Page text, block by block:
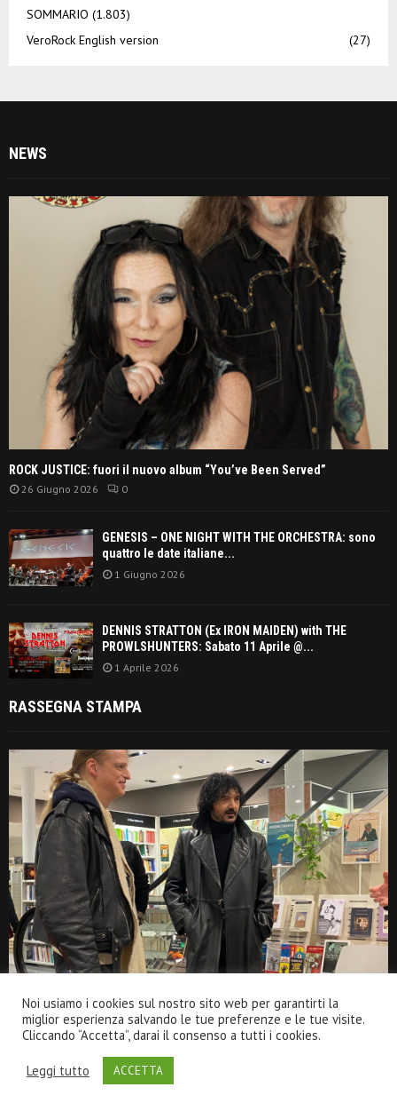
SOMMARIO (1.803)
VeroRock English version
(27)
NEWS
ROCK JUSTICE: fuori il nuovo album “You’ve Been Served”
26 Giugno 2026 0
GENESIS – ONE NIGHT WITH THE ORCHESTRA: sono
quattro le date italiane...
1 Giugno 2026
DENNIS STRATTON (Ex IRON MAIDEN) with THE
PROWLSHUNTERS: Sabato 11 Aprile @...
1 Aprile 2026
RASSEGNA STAMPA
JAMES HOGG: “Le confessioni di un peccatore eletto!”
2 Febbraio 2026 0
Noi usiamo i cookies sul nostro sito web per garantirti la
miglior esperienza salvando le tue preferenze e le tue visite.
Cliccando “Accetta”, darai il consenso a tutti i cookies.
Leggi tutto ACCETTA